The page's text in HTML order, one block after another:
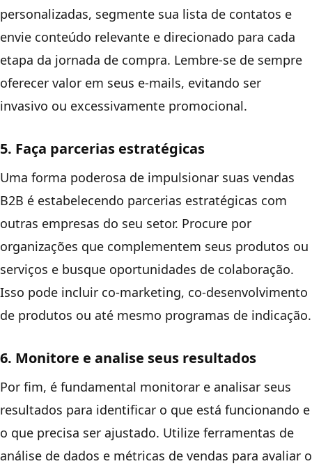
personalizadas, segmente sua lista de contatos e
envie conteúdo relevante e direcionado para cada
etapa da jornada de compra. Lembre-se de sempre
oferecer valor em seus e-mails, evitando ser
invasivo ou excessivamente promocional.
5. Faça parcerias estratégicas
Uma forma poderosa de impulsionar suas vendas
B2B é estabelecendo parcerias estratégicas com
outras empresas do seu setor. Procure por
organizações que complementem seus produtos ou
serviços e busque oportunidades de colaboração.
Isso pode incluir co-marketing, co-desenvolvimento
de produtos ou até mesmo programas de indicação.
6. Monitore e analise seus resultados
Por fim, é fundamental monitorar e analisar seus
resultados para identificar o que está funcionando e
o que precisa ser ajustado. Utilize ferramentas de
análise de dados e métricas de vendas para avaliar o